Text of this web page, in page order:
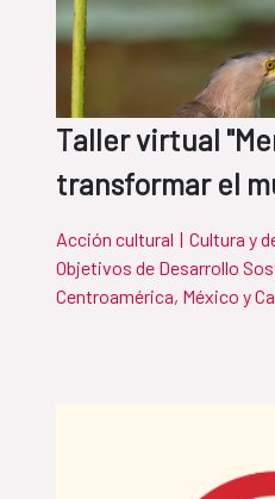
Taller virtual
transformar el
Acción cultural | Cultura y
Objetivos de Desarrollo
Centroamérica, México y